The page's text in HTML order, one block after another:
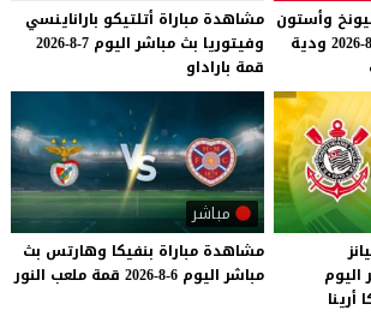
وأستون
ودية
مشاهدة مباراة أتلتيكو باراناينسي
وفيتوريا بث مباشر اليوم 7-8-2026
قمة باراداو
اليوم
أرينا
مباشر
مشاهدة مباراة بنفيكا وهارتس بث
مباشر اليوم 6-8-2026 قمة ملعب النور